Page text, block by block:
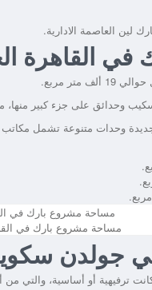
لين العاصمة الادارية.
القاهرة
ألف متر مربع.
وحدائق على جزء كبير منها،
وحدات متنوعة تشمل مكاتب
مساحة مشروع بارك في
جولدن
ترفيهية أو أساسية، والتي من